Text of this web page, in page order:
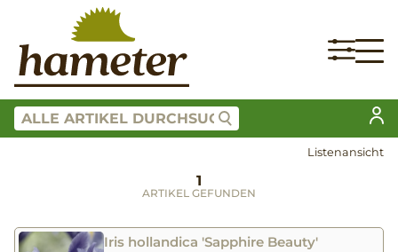
Listenansicht
1
ARTIKEL GEFUNDEN
Iris hollandica 'Sapphire Beauty'